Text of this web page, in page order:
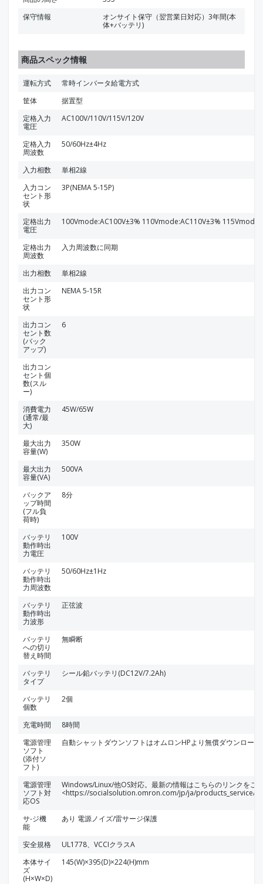
保守情報
オンサイト保守（翌営業日対応）3年間(本
体+バッテリ)
商品スペック情報
運転方式
常時インバータ給電方式
筐体
据置型
定格入力
電圧
AC100V/110V/115V/120V
定格入力
周波数
50/60Hz±4Hz
入力相数
単相2線
入力コン
セント形
状
3P(NEMA 5-15P)
定格出力
電圧
100Vmode:AC100V±3% 110Vmode:AC110V±3%
定格出力
周波数
入力周波数に同期
出力相数
単相2線
出力コン
セント形
状
NEMA 5-15R
出力コン
セント数
(バック
アップ)
6
出力コン
セント個
数(スル
ー)
消費電力
(通常/最
大)
45W/65W
最大出力
容量(W)
350W
最大出力
容量(VA)
500VA
バックア
ップ時間
(フル負
荷時)
8分
バッテリ
動作時出
力電圧
100V
バッテリ
動作時出
力周波数
50/60Hz±1Hz
バッテリ
動作時出
力波形
正弦波
バッテリ
への切り
替え時間
無瞬断
バッテリ
タイプ
シール鉛バッテリ(DC12V/7.2Ah)
バッテリ
個数
2個
充電時間
8時間
電源管理
ソフト
(添付ソ
フト)
自動シャットダウンソフトはオムロンHPより無償ダウンロード
電源管理
ソフト対
応OS
Windows/Linux/他OS対応。最新の情報はこちらのリンクをご
<https://socialsolution.omron.com/jp/ja/products_service/
サ-ジ機
能
あり 電源ノイズ/雷サージ保護
安全規格
UL1778、VCCIクラスA
本体サイ
ズ
(H×W×D)
145(W)×395(D)×224(H)mm